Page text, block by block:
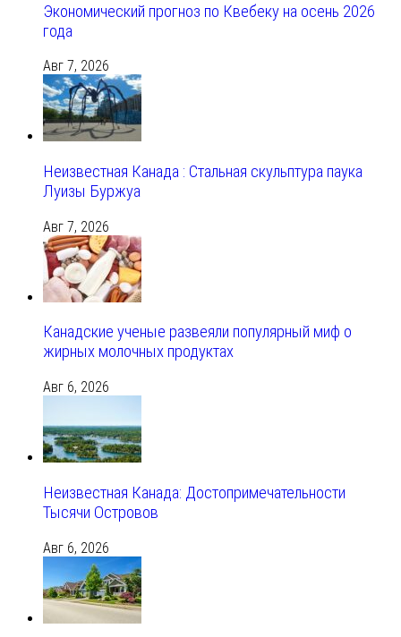
Экономический прогноз по Квебеку на осень 2026
года
Авг 7, 2026
Неизвестная Канада : Стальная скульптура паука
Луизы Буржуа
Авг 7, 2026
Канадские ученые развеяли популярный миф о
жирных молочных продуктах
Авг 6, 2026
Неизвестная Канада: Достопримечательности
Тысячи Островов
Авг 6, 2026